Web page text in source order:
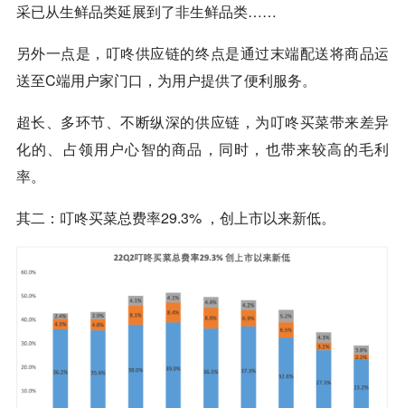
采已从生鲜品类延展到了非生鲜品类……
另外一点是，叮咚供应链的终点是通过末端配送将商品运
送至C端用户家门口，为用户提供了便利服务。
超长、多环节、不断纵深的供应链，为叮咚买菜带来差异
化的、占领用户心智的商品，同时，也带来较高的毛利
率。
其二：叮咚买菜总费率29.3% ，创上市以来新低。